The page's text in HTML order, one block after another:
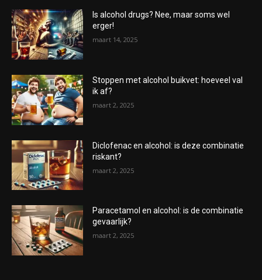
Is alcohol drugs? Nee, maar soms wel
erger!
maart 14, 2025
Stoppen met alcohol buikvet: hoeveel val
ik af?
maart 2, 2025
Diclofenac en alcohol: is deze combinatie
riskant?
maart 2, 2025
Paracetamol en alcohol: is de combinatie
gevaarlijk?
maart 2, 2025